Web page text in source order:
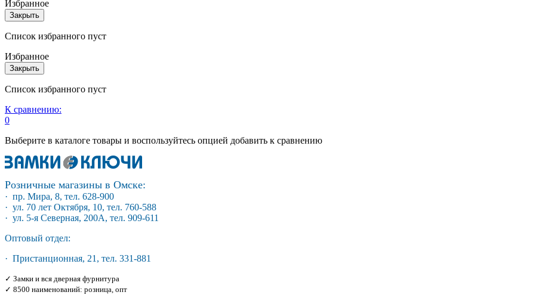
Избранное
Закрыть
Список избранного пуст
Избранное
Закрыть
Список избранного пуст
К сравнению:
0
Выберите в каталоге товары и воспользуйтесь опцией добавить к сравнению
Розничные магазины в Омске:
· пр. Мира, 8, тел. 628-900
· ул. 70 лет Октября, 10, тел. 760-588
· ул. 5-я Северная, 200А, тел. 909-611
Оптовый отдел:
· Пристанционная, 21, тел. 331-881
✓ Замки и вся дверная фурнитура
✓ 8500 наименований: розница, опт